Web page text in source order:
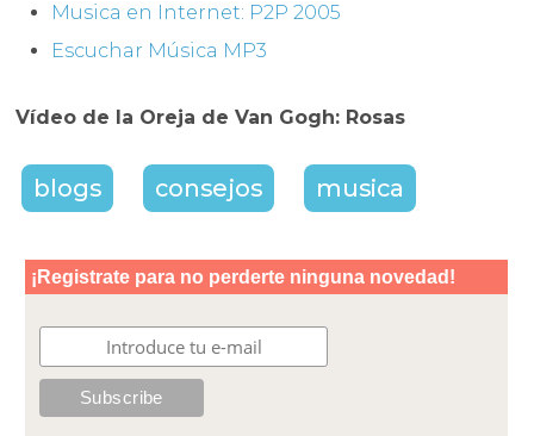
Musica en Internet: P2P 2005
Escuchar Música MP3
Vídeo de la Oreja de Van Gogh: Rosas
blogs consejos musica